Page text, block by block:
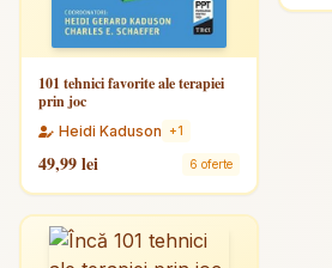
101 tehnici favorite ale terapiei
prin joc
Heidi Kaduson +1
49,99 lei 6 oferte